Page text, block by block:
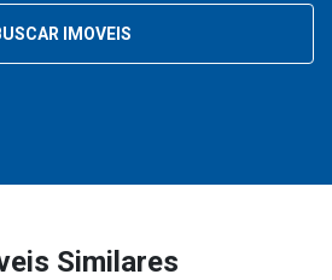
IMOVEIS
Similares